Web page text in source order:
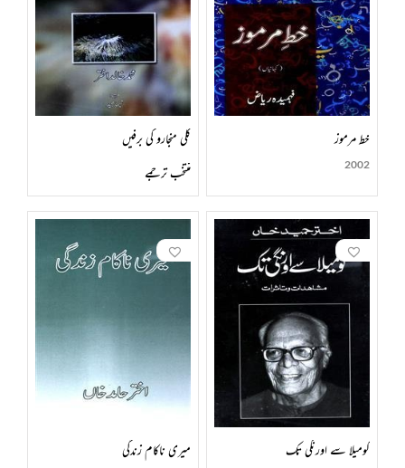
خط مرموز
2002
کلی منجارو کی برفیں
منتخب ترجمے
کومیلا سے اورنگی تک
میری ناکام زندگی